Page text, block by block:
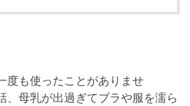
度も使ったことがありませ
、母乳が出過ぎてブラや服を濡ら